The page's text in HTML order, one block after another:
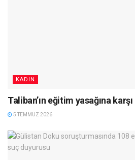
KADIN
Taliban’ın eğitim yasağına
5 TEMMUZ 2026